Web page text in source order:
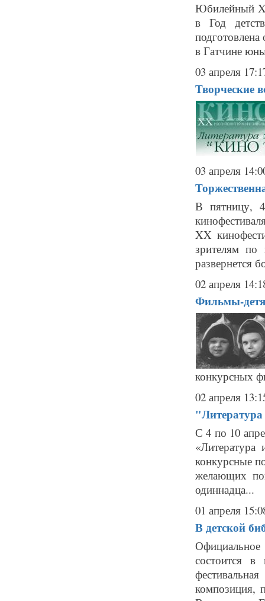
Юбилейный
в Год
в Гатчине
03 апреля
Творческие
03 апреля
В пятницу, 4
XX
зрителям по
развернется
02 апреля
Фильмы-
конкурсных
02 апреля
С 4 по 10
конкурсные
желающих
одиннадца...
01 апреля
В детской
Официальное
состоится
композиция,